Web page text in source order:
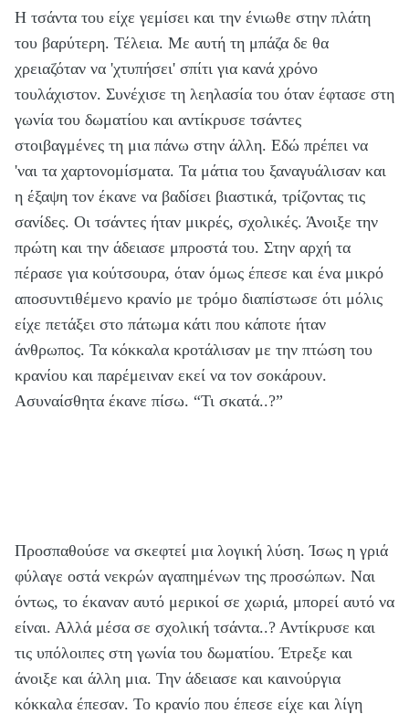
Η τσάντα του είχε γεμίσει και την ένιωθε στην πλάτη
του βαρύτερη. Τέλεια. Με αυτή τη μπάζα δε θα
χρειαζόταν να 'χτυπήσει' σπίτι για κανά χρόνο
τουλάχιστον. Συνέχισε τη λεηλασία του όταν έφτασε στη
γωνία του δωματίου και αντίκρυσε τσάντες
στοιβαγμένες τη μια πάνω στην άλλη. Εδώ πρέπει να
'ναι τα χαρτονομίσματα. Τα μάτια του ξαναγυάλισαν και
η έξαψη τον έκανε να βαδίσει βιαστικά, τρίζοντας τις
σανίδες. Οι τσάντες ήταν μικρές, σχολικές. Άνοιξε την
πρώτη και την άδειασε μπροστά του. Στην αρχή τα
πέρασε για κούτσουρα, όταν όμως έπεσε και ένα μικρό
αποσυντιθέμενο κρανίο με τρόμο διαπίστωσε ότι μόλις
είχε πετάξει στο πάτωμα κάτι που κάποτε ήταν
άνθρωπος. Τα κόκκαλα κροτάλισαν με την πτώση του
κρανίου και παρέμειναν εκεί να τον σοκάρουν.
Ασυναίσθητα έκανε πίσω. “Τι σκατά..?”
Προσπαθούσε να σκεφτεί μια λογική λύση. Ίσως η γριά
φύλαγε οστά νεκρών αγαπημένων της προσώπων. Ναι
όντως, το έκαναν αυτό μερικοί σε χωριά, μπορεί αυτό να
είναι. Αλλά μέσα σε σχολική τσάντα..? Αντίκρυσε και
τις υπόλοιπες στη γωνία του δωματίου. Έτρεξε και
άνοιξε και άλλη μια. Την άδειασε και καινούργια
κόκκαλα έπεσαν. Το κρανίο που έπεσε είχε και λίγη